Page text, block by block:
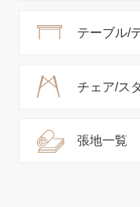
テーブル/
チェア/ス
張地一覧